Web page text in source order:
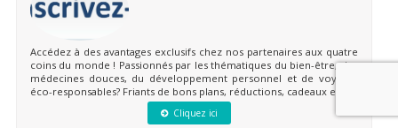
Accédez à des avantages exclusifs chez nos partenaires aux quatre
coins du monde ! Passionnés par les thématiques du bien-être, des
médecines douces, du développement personnel et de voyages
éco-responsables? Friants de bons plans, réductions, cadeaux et...
Cliquez ici